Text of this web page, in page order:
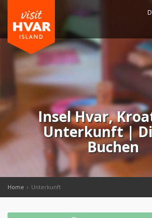
Insel Hvar,
Unterkunft |
Buchen
Home Unterkunft